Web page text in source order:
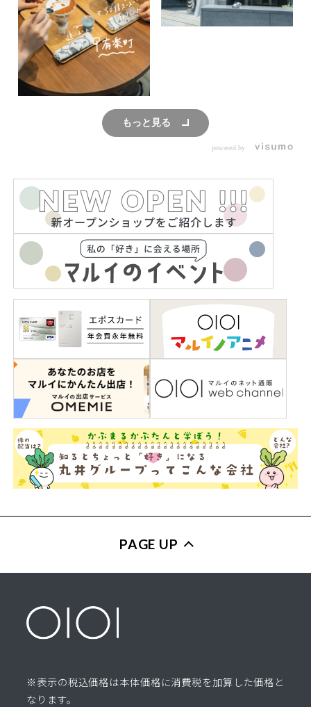
もっと見る
powered by
PAGE UP
※表示の税込価格は本体価格に消費税を加算した価格と
なります。